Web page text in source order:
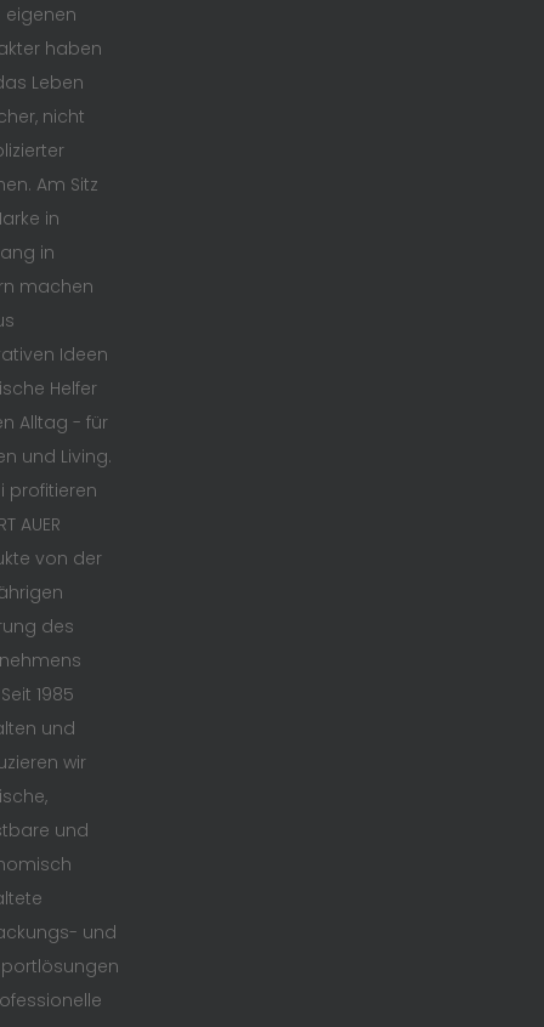
eigenen
haben
Leben
nicht
Am Sitz
in
in
machen
Ideen
Helfer
Alltag - für
und Living.
profitieren
AUER
von der
des
1985
und
wir
und
und